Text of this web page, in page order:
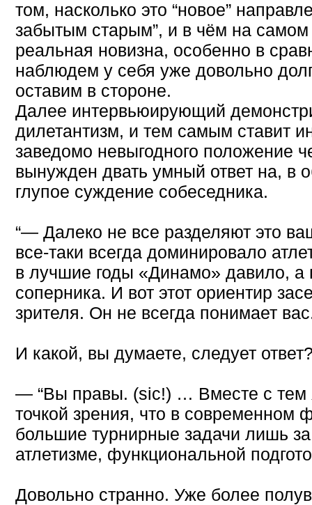
том, насколько это “новое”
забытым старым”, и в чём на самом
реальная новизна, особенно в
наблюдем у себя уже довольно
оставим в стороне.
Далее интервьюирующий
дилетантизм, и тем самым ставит
заведомо невыгодного положение
вынужден двать умный ответ на, в
глупое суждение собеседника.
“— Далеко не все разделяют это
все-таки всегда доминировало
в лучшие годы «Динамо» давило, а
соперника. И вот этот ориентир
зрителя. Он не всегда понимает
И какой, вы думаете, следует
— “Вы правы. (sic!) … Вместе с тем
точкой зрения, что в современном
большие турнирные задачи лишь за
атлетизме, функциональной
Довольно странно. Уже более